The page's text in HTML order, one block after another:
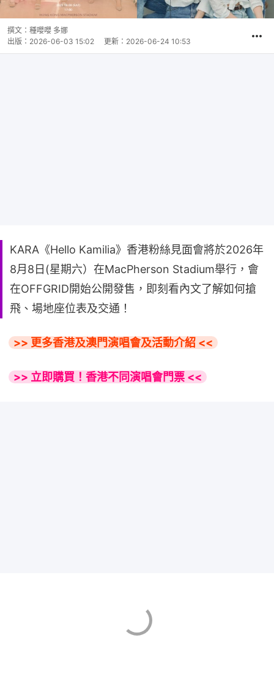
撰文： 種嚶嚶 多娜
出版： 2026-06-03 15:02 更新： 2026-06-24 10:53
KARA《Hello Kamilia》香港粉絲見面會將於2026年
8月8日(星期六）在MacPherson Stadium舉行，會
在OFFGRID開始公開發售，即刻看內文了解如何搶
飛、場地座位表及交通！
>> 更多香港及澳門演唱會及活動介紹 <<
>> 立即購買！香港不同演唱會門票 <<